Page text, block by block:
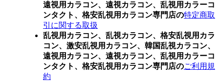
遠視用カラコン、遠視カラコン、乱視用カラーコ
ンタクト、格安乱視用カラコン専門店の特定商取
引に関する取扱
乱視用カラコン、乱視カラコン、格安乱視用カラ
コン、激安乱視用カラコン、韓国乱視カラコン、
遠視用カラコン、遠視カラコン、乱視用カラーコ
ンタクト、格安乱視用カラコン専門店のご利用規
約